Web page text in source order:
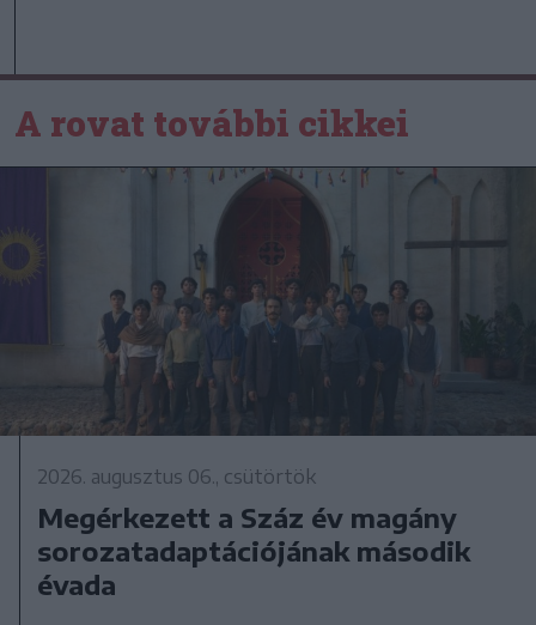
A rovat további cikkei
2026. augusztus 06., csütörtök
Megérkezett a Száz év magány
sorozatadaptációjának második
évada